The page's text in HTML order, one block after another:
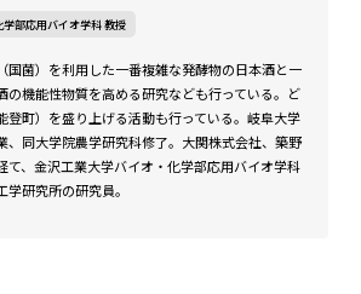
部応用バイオ学科 教授
国菌）を利用した一番複雑な発酵物の日本酒と一
の機能性物質を高める研究なども行っている。ど
登町）を盛り上げる活動も行っている。岐阜大学
、同大学院農学研究科修了。大関株式会社、築野
て、金沢工業大学バイオ・化学部応用バイオ学科
研究所の研究員。